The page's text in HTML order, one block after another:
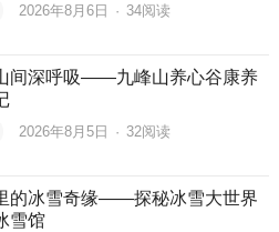
2026年8月6日 · 34阅读
间深呼吸——九峰山养心谷康养
2026年8月5日 · 32阅读
的冰雪奇缘——探秘冰雪大世界
雪馆